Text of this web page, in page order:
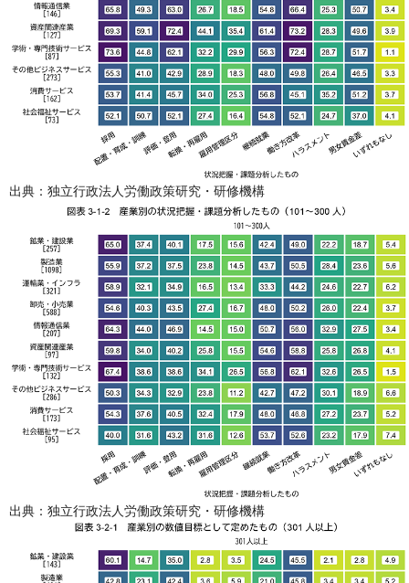
出典：独立行政法人労働政策研究・研修機構
出典：独立行政法人労働政策研究・研修機構